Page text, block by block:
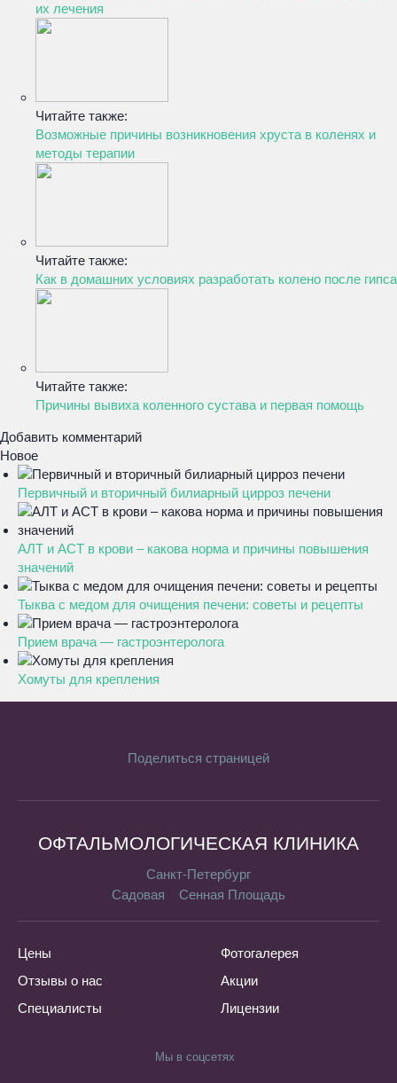
их лечения
Читайте также:
Возможные причины возникновения хруста в коленях и
методы терапии
Читайте также:
Как в домашних условиях разработать колено после гипса
Читайте также:
Причины вывиха коленного сустава и первая помощь
Добавить комментарий
Новое
Первичный и вторичный билиарный цирроз печени
АЛТ и АСТ в крови – какова норма и причины повышения
значений
Тыква с медом для очищения печени: советы и рецепты
Прием врача — гастроэнтеролога
Хомуты для крепления
Поделиться страницей
ОФТАЛЬМОЛОГИЧЕСКАЯ КЛИНИКА
Санкт-Петербург
Садовая
Сенная Площадь
Цены
Отзывы о нас
Специалисты
Фотогалерея
Акции
Лицензии
Мы в соцсетях